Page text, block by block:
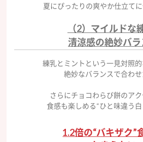
夏にぴったりの爽やか仕立て
（2）マイルドな
清涼感の絶妙バラ
練乳とミントという一見対照的
絶妙なバランスで合わ
さらにチョコわらび餅のアク
食感も楽しめる“ひと味違う
1.2倍の“バキザク”